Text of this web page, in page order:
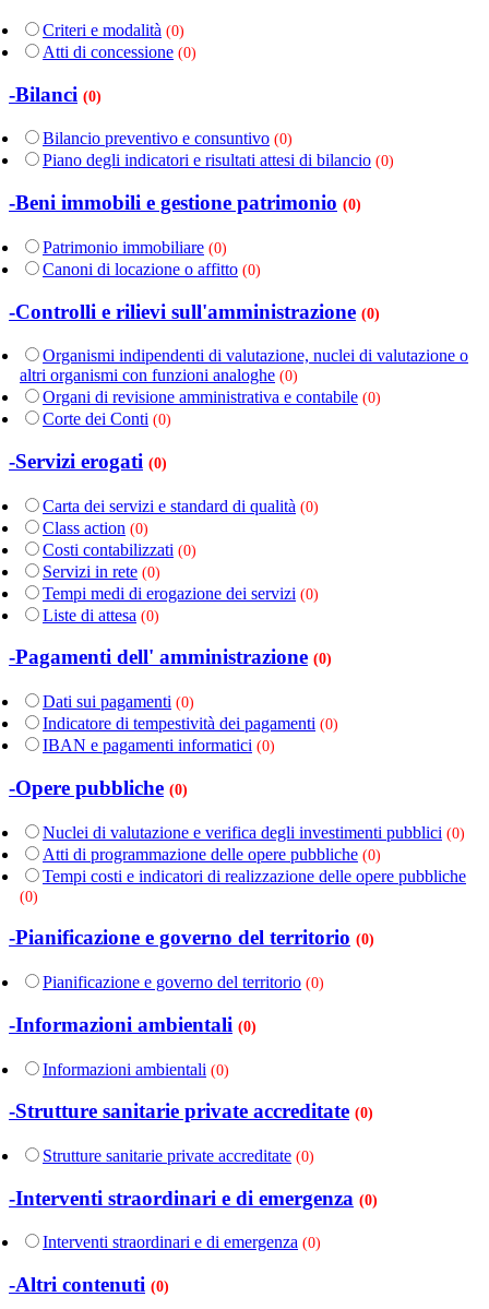
Criteri e modalità (0)
Atti di concessione (0)
-Bilanci (0)
Bilancio preventivo e consuntivo (0)
Piano degli indicatori e risultati attesi di bilancio (0)
-Beni immobili e gestione patrimonio (0)
Patrimonio immobiliare (0)
Canoni di locazione o affitto (0)
-Controlli e rilievi sull'amministrazione (0)
Organismi indipendenti di valutazione, nuclei di valutazione o
altri organismi con funzioni analoghe (0)
Organi di revisione amministrativa e contabile (0)
Corte dei Conti (0)
-Servizi erogati (0)
Carta dei servizi e standard di qualità (0)
Class action (0)
Costi contabilizzati (0)
Servizi in rete (0)
Tempi medi di erogazione dei servizi (0)
Liste di attesa (0)
-Pagamenti dell' amministrazione (0)
Dati sui pagamenti (0)
Indicatore di tempestività dei pagamenti (0)
IBAN e pagamenti informatici (0)
-Opere pubbliche (0)
Nuclei di valutazione e verifica degli investimenti pubblici (0)
Atti di programmazione delle opere pubbliche (0)
Tempi costi e indicatori di realizzazione delle opere pubbliche
(0)
-Pianificazione e governo del territorio (0)
Pianificazione e governo del territorio (0)
-Informazioni ambientali (0)
Informazioni ambientali (0)
-Strutture sanitarie private accreditate (0)
Strutture sanitarie private accreditate (0)
-Interventi straordinari e di emergenza (0)
Interventi straordinari e di emergenza (0)
-Altri contenuti (0)